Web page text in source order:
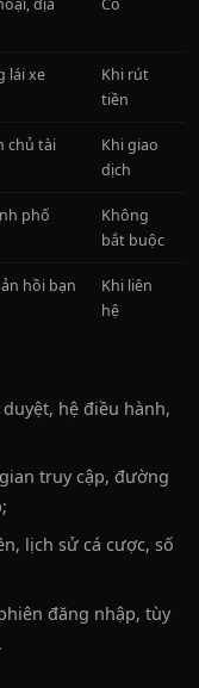
lái xe
Khi rút
tiền
chủ tài
Khi giao
dịch
phố
Không
bắt buộc
hồi bạn
Khi liên
hệ
hệ điều hành,
truy cập, đường
lịch sử cá cược, số
đăng nhập, tùy